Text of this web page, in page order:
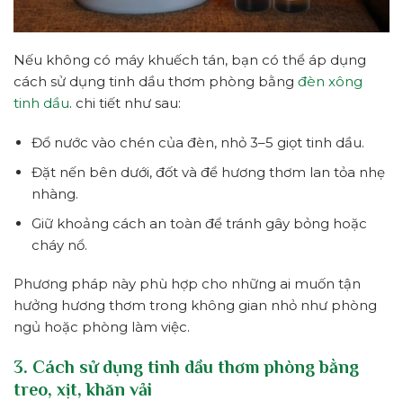
Nếu không có máy khuếch tán, bạn có thể áp dụng
cách sử dụng tinh dầu thơm phòng bằng đèn xông
tinh dầu. chi tiết như sau:
Đổ nước vào chén của đèn, nhỏ 3–5 giọt tinh dầu.
Đặt nến bên dưới, đốt và để hương thơm lan tỏa nhẹ
nhàng.
Giữ khoảng cách an toàn để tránh gây bỏng hoặc
cháy nổ.
Phương pháp này phù hợp cho những ai muốn tận
hưởng hương thơm trong không gian nhỏ như phòng
ngủ hoặc phòng làm việc.
3. Cách sử dụng tinh dầu thơm phòng bằng
treo, xịt, khăn vải